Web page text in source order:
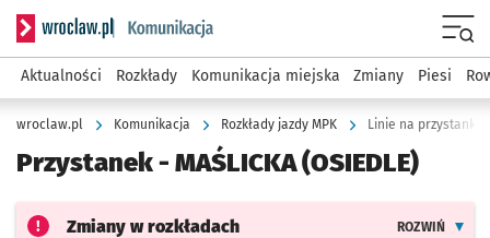
Serwis informacyjny wroclaw.pl podserwis: Komunikacja
Aktualności Rozkłady Komunikacja miejska Zmiany Piesi
wroclaw.pl Komunikacja Rozkłady jazdy MPK Linie na przystanku
Przystanek - MAŚLICKA (OSIEDLE)
Zmiany w rozkładach ROZWIŃ